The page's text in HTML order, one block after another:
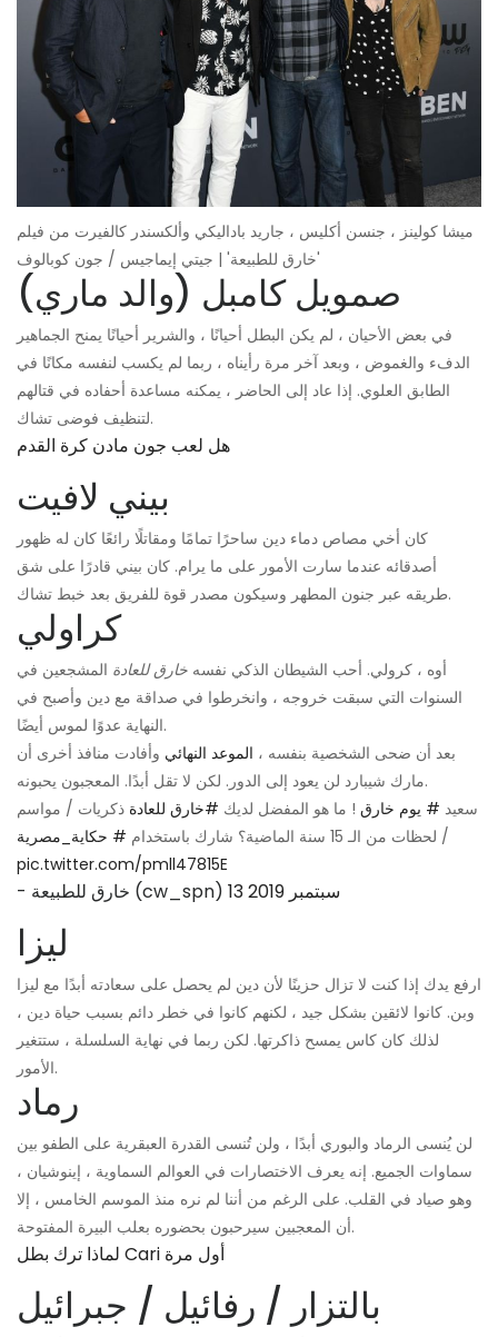
ميشا كولينز ، جنسن أكليس ، جاريد باداليكي وألكسندر كالفيرت من فيلم
'خارق للطبيعة' | جيتي إيماجيس / جون كوبالوف
صمويل كامبل (والد ماري)
في بعض الأحيان ، لم يكن البطل أحيانًا ، والشرير أحيانًا يمنح الجماهير
الدفء والغموض ، وبعد آخر مرة رأيناه ، ربما لم يكسب لنفسه مكانًا في
الطابق العلوي. إذا عاد إلى الحاضر ، يمكنه مساعدة أحفاده في قتالهم
لتنظيف فوضى تشاك.
هل لعب جون مادن كرة القدم
بيني لافيت
كان أخي مصاص دماء دين ساحرًا تمامًا ومقاتلًا رائعًا كان له ظهور
أصدقائه عندما سارت الأمور على ما يرام. كان بيني قادرًا على شق
طريقه عبر جنون المطهر وسيكون مصدر قوة للفريق بعد خبط تشاك.
كراولي
أوه ، كرولي. أحب الشيطان الذكي نفسه خارق للعادة المشجعين في
السنوات التي سبقت خروجه ، وانخرطوا في صداقة مع دين وأصبح في
النهاية عدوًا لموس أيضًا.
بعد أن ضحى الشخصية بنفسه ، الموعد النهائي وأفادت منافذ أخرى أن
مارك شيبارد لن يعود إلى الدور. لكن لا تقل أبدًا. المعجبون يحبونه.
سعيد # يوم خارق ! ما هو المفضل لديك #خارق للعادة ذكريات / مواسم
/ لحظات من الـ 15 سنة الماضية؟ شارك باستخدام
# حكاية_مصرية
pic.twitter.com/pmll47815E
- خارق للطبيعة (cw_spn) 13 سبتمبر 2019
ليزا
ارفع يدك إذا كنت لا تزال حزينًا لأن دين لم يحصل على سعادته أبدًا مع ليزا
وبن. كانوا لائقين بشكل جيد ، لكنهم كانوا في خطر دائم بسبب حياة دين ،
لذلك كان كاس يمسح ذاكرتها. لكن ربما في نهاية السلسلة ، ستتغير
الأمور.
رماد
لن يُنسى الرماد والبوري أبدًا ، ولن تُنسى القدرة العبقرية على الطفو بين
سماوات الجميع. إنه يعرف الاختصارات في العوالم السماوية ، إينوشيان ،
وهو صياد في القلب. على الرغم من أننا لم نره منذ الموسم الخامس ، إلا
أن المعجبين سيرحبون بحضوره بعلب البيرة المفتوحة.
لماذا ترك بطل Cari أول مرة
بالتزار / رفائيل / جبرائيل